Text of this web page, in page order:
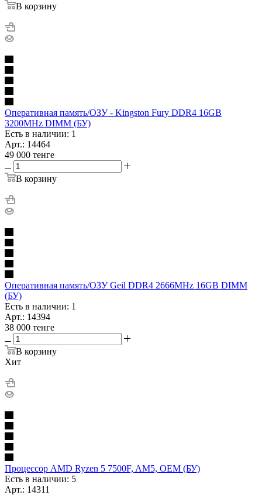
В корзину
Оперативная память/ОЗУ - Kingston Fury DDR4 16GB
3200MHz DIMM (БУ)
Есть в наличии: 1
Арт.: 14464
49 000 тенге
В корзину
Оперативная память/ОЗУ Geil DDR4 2666MHz 16GB DIMM
(БУ)
Есть в наличии: 1
Арт.: 14394
38 000 тенге
В корзину
Хит
Процессор AMD Ryzen 5 7500F, AM5, OEM (БУ)
Есть в наличии: 5
Арт.: 14311